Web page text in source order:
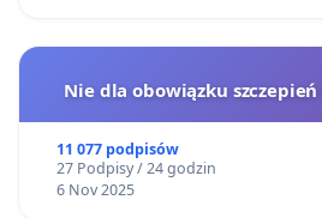
Nie dla obowiązku szczepień
11 077 podpisów
27 Podpisy / 24 godzin
6 Nov 2025